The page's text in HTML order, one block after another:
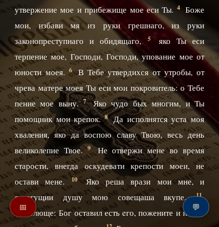
утвержение мое и прибежище мое еси Ты. 4
Боже
мои, избави мя из руки грешнаго, из руки
законопреступнаго и обидящаго, 5 яко Ты еси
терпение мое, Господи, Господи, упование мое от
юности моея. 6 В Тебе утвердихся от утробы, от
чрева матере моея Ты еси мои покровитель: о Тебе
пение мое выну.7 Яко чудо бых многим, и Ты
помощник мои крепок.8 Да исполнятся уста моя
хваления, яко да воспою славу Твою, весь день
великолепие Твое.9 Не отвержи мене во время
старости, внегда оскудевати крепости моеи, не
остави мене. 10 Яко реша врази мои мне, и
стрегущии душу мою совещаша вкупе,11
глаголюще: Бог оставил есть eго, пожените и имите
📅 💬